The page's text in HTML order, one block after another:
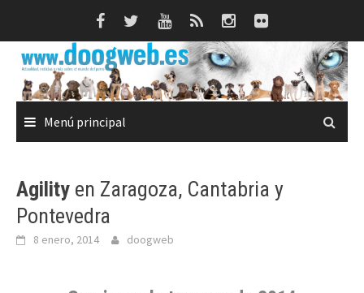
Menú principal
Agility en Zaragoza, Cantabria y
Pontevedra
8 enero, 2014 doogweb